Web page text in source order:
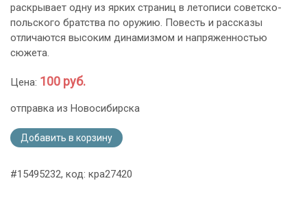
раскрывает одну из ярких страниц в летописи советско-
польского братства по оружию. Повесть и рассказы
отличаются высоким динамизмом и напряженностью
сюжета.
Цена: 100 руб.
отправка из Новосибирска
Добавить в корзину
#15495232, код: кра27420